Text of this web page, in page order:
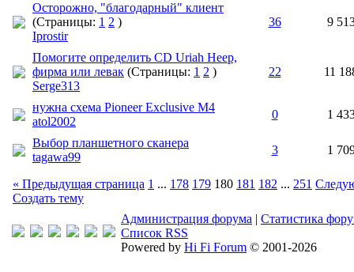
Осторожно, "благодарный" клиент
(Страницы: 1 2 )
Iprostir
36 9
Помогите определить CD Uriah Heep,
фирма или левак (Страницы: 1 2 )
Serge313
22 11
нужна схема Pioneer Exclusive M4
atol2002
0 1
Выбор планшетного сканера
tagawa99
3 1
« Предыдущая страница 1 ... 178 179 180 181 182 ... 251
Создать тему
Администрация форума | Статистика
Список RSS
Powered by Hi Fi Forum © 2001-2026